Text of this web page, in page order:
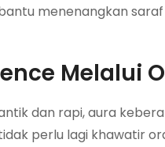
menenangkan
Melalui
dan rapi, aura
perlu lagi khawatir